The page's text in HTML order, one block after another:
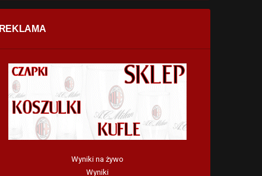
REKLAMA
Wyniki na żywo
Wyniki